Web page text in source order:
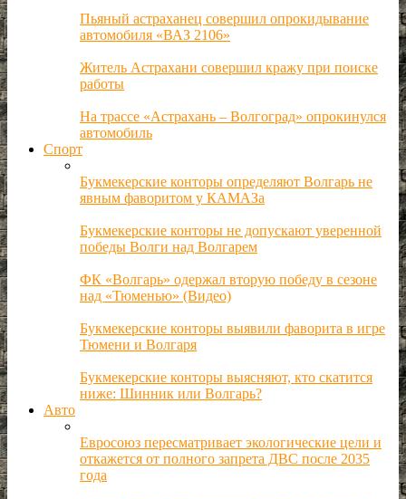
Пьяный астраханец совершил опрокидывание
автомобиля «ВАЗ 2106»
Житель Астрахани совершил кражу при поиске
работы
На трассе «Астрахань – Волгоград» опрокинулся
автомобиль
Спорт
Букмекерские конторы определяют Волгарь не
явным фаворитом у КАМАЗа
Букмекерские конторы не допускают уверенной
победы Волги над Волгарем
ФК «Волгарь» одержал вторую победу в сезоне
над «Тюменью» (Видео)
Букмекерские конторы выявили фаворита в игре
Тюмени и Волгаря
Букмекерские конторы выясняют, кто скатится
ниже: Шинник или Волгарь?
Авто
Евросоюз пересматривает экологические цели и
откажется от полного запрета ДВС после 2035
года